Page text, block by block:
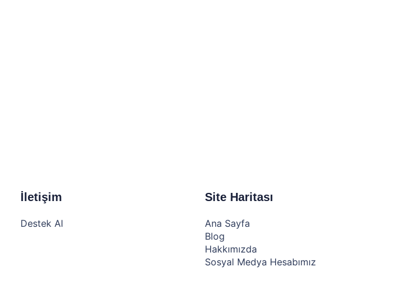
İletişim
Destek Al
Site Haritası
Ana Sayfa
Blog
Hakkımızda
Sosyal Medya Hesabımız